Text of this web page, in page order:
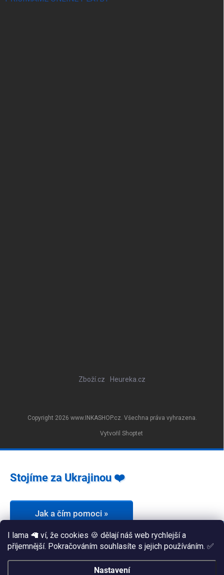
I lama 🦙 ví, že cookies 🍪 dělají náš web rychlejší a
příjemnější. Pokračováním souhlasíte s jejich používáním. ✅
Nastavení
Zboží.cz Heureka.cz
Vytvořil Shoptet
Copyright 2026 www.INKASHOP.cz . Všechna práva vyhrazena.
Stojíme za Ukrajinou ❤️
Jak a čím pomoci »